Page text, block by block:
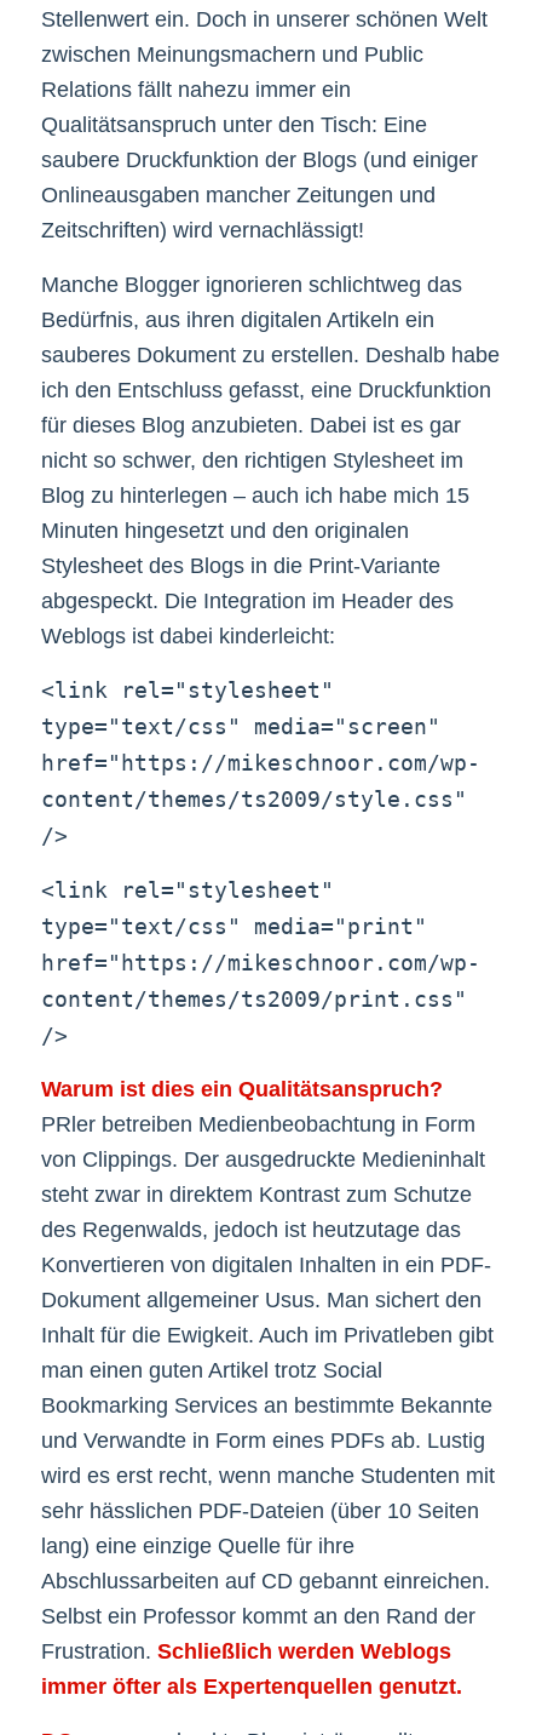
Stellenwert ein. Doch in unserer schönen Welt
zwischen Meinungsmachern und Public
Relations fällt nahezu immer ein
Qualitätsanspruch unter den Tisch: Eine
saubere Druckfunktion der Blogs (und einiger
Onlineausgaben mancher Zeitungen und
Zeitschriften) wird vernachlässigt!
Manche Blogger ignorieren schlichtweg das
Bedürfnis, aus ihren digitalen Artikeln ein
sauberes Dokument zu erstellen. Deshalb habe
ich den Entschluss gefasst, eine Druckfunktion
für dieses Blog anzubieten. Dabei ist es gar
nicht so schwer, den richtigen Stylesheet im
Blog zu hinterlegen – auch ich habe mich 15
Minuten hingesetzt und den originalen
Stylesheet des Blogs in die Print-Variante
abgespeckt. Die Integration im Header des
Weblogs ist dabei kinderleicht:
<link rel="stylesheet"
type="text/css" media="screen"
href="https://mikeschnoor.com/wp-
content/themes/ts2009/style.css"
/>
<link rel="stylesheet"
type="text/css" media="print"
href="https://mikeschnoor.com/wp-
content/themes/ts2009/print.css"
/>
Warum ist dies ein Qualitätsanspruch?
PRler betreiben Medienbeobachtung in Form
von Clippings. Der ausgedruckte Medieninhalt
steht zwar in direktem Kontrast zum Schutze
des Regenwalds, jedoch ist heutzutage das
Konvertieren von digitalen Inhalten in ein PDF-
Dokument allgemeiner Usus. Man sichert den
Inhalt für die Ewigkeit. Auch im Privatleben gibt
man einen guten Artikel trotz Social
Bookmarking Services an bestimmte Bekannte
und Verwandte in Form eines PDFs ab. Lustig
wird es erst recht, wenn manche Studenten mit
sehr hässlichen PDF-Dateien (über 10 Seiten
lang) eine einzige Quelle für ihre
Abschlussarbeiten auf CD gebannt einreichen.
Selbst ein Professor kommt an den Rand der
Frustration. Schließlich werden Weblogs
immer öfter als Expertenquellen genutzt.